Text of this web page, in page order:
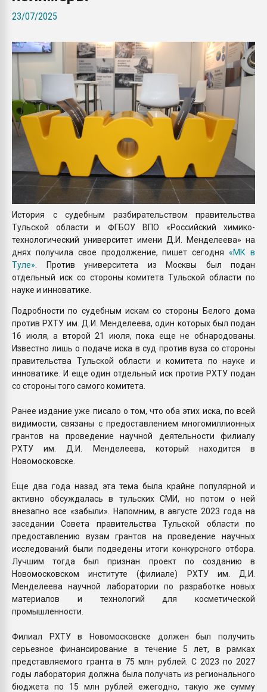
ПЕРЕЙТИ НА
23/07/2025
История с судебным разбирательством правительства
Тульской области и ФГБОУ ВПО «Российский химико-
технологический университет имени Д.И. Менделеева» на
днях получила свое продолжение, пишет сегодня«МК в
Туле» . Против университета из Москвы был подан
отдельный иск со стороны комитета Тульской области по
науке и инноватике.
Подробности по судебным искам со стороны Белого дома
против РХТУ им. Д.И. Менделеева, один которых был подан
16 июля, а второй 21 июля, пока еще не обнародованы.
Известно лишь о подаче иска в суд против вуза со стороны
правительства Тульской области и комитета по науке и
инноватике. И еще один отдельный иск против РХТУ подан
со стороны того самого комитета.
Ранее издание уже писало о том, что оба этих иска, по всей
видимости, связаны с предоставлением многомиллионных
грантов на проведение научной деятельности филиалу
РХТУ им. Д.И. Менделеева, который находится в
Новомосковске.
Еще два года назад эта тема была крайне популярной и
активно обсуждалась в тульских СМИ, но потом о ней
внезапно все «забыли». Напомним, в августе 2023 года на
заседании Совета правительства Тульской области по
предоставлению вузам грантов на проведение научных
исследований были подведены итоги конкурсного отбора.
Лучшим тогда был признан проект по созданию в
Новомосковском институте (филиале) РХТУ им. Д.И.
Менделеева научной лаборатории по разработке новых
материалов и технологий для косметической
промышленности.
Филиал РХТУ в Новомосковске должен был получить
серьезное финансирование в течение 5 лет, в рамках
представляемого гранта в 75 млн рублей. С 2023 по 2027
годы лаборатория должна была получать из регионального
бюджета по 15 млн рублей ежегодно, такую же сумму